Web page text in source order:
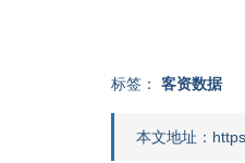
标签： 客资数据
本文地址：